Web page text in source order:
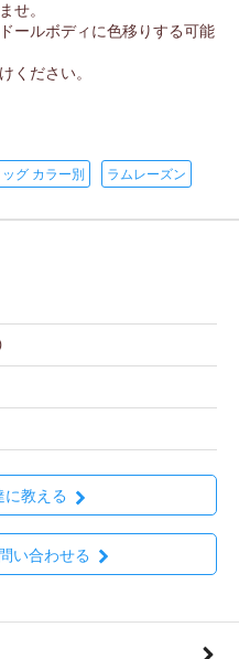
せ。
ールボディに色移りする可能
ください。
グ カラー別 ラムレーズン
に教える
い合わせる